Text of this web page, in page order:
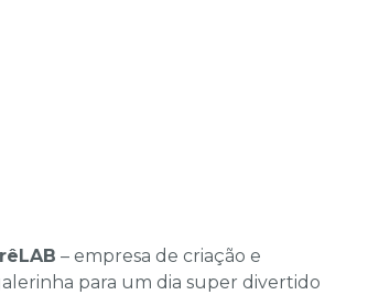
– empresa de criação e
para um dia super divertido